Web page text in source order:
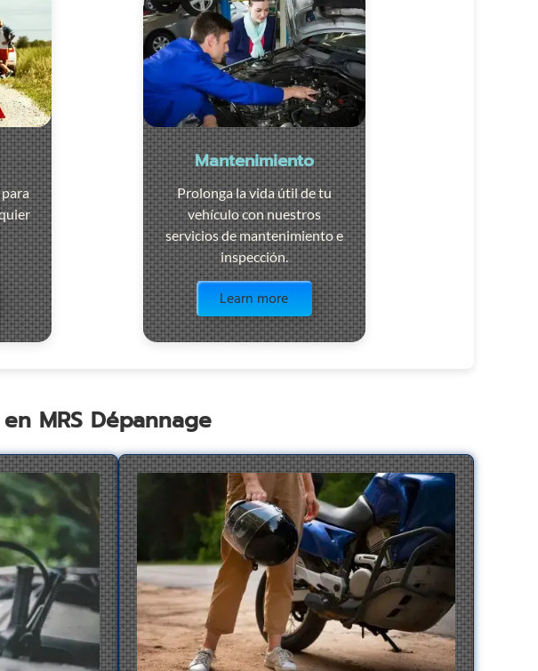
Mantenimiento
Prolonga la vida útil de tu
vehículo con nuestros
servicios de mantenimiento e
inspección.
Learn more
MRS Dépannage